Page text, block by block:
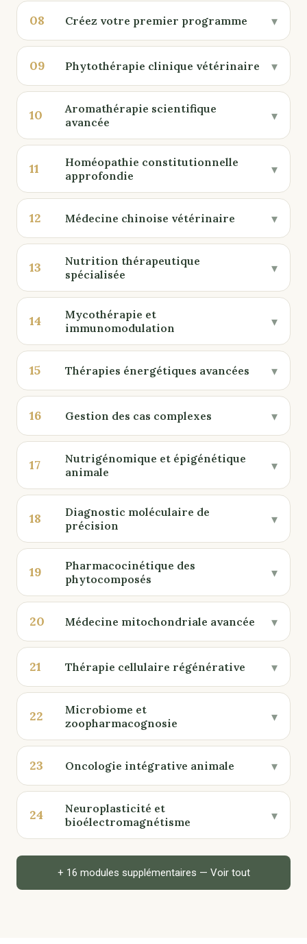
08 Créez votre premier programme ▾
09 Phytothérapie clinique vétérinaire ▾
10
Aromathérapie scientifique
avancée
▾
11
Homéopathie constitutionnelle
approfondie
▾
12 Médecine chinoise vétérinaire ▾
13
Nutrition thérapeutique
spécialisée
▾
14
Mycothérapie et
immunomodulation
▾
15 Thérapies énergétiques avancées ▾
16 Gestion des cas complexes ▾
17
Nutrigénomique et épigénétique
animale
▾
18
Diagnostic moléculaire de
précision
▾
19
Pharmacocinétique des
phytocomposés
▾
20 Médecine mitochondriale avancée ▾
21 Thérapie cellulaire régénérative ▾
22
Microbiome et
zoopharmacognosie
▾
23 Oncologie intégrative animale ▾
24
Neuroplasticité et
bioélectromagnétisme
▾
+ 16 modules supplémentaires — Voir tout